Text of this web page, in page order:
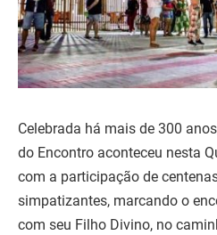
Celebrada há mais de 300
do Encontro aconteceu nesta
com a participação de
simpatizantes, marcando o
com seu Filho Divino, no